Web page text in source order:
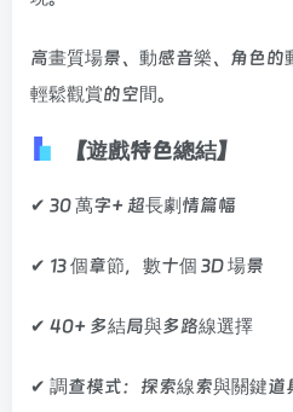
高畫質場景、動感音樂、角色的
輕鬆觀賞的空間。
【遊戲特色總結】
✔ 30 萬字+ 超長劇情篇幅
✔ 13 個章節，數十個 3D 場景
✔ 40+ 多結局與多路線選擇
✔ 調查模式：探索線索與關鍵道